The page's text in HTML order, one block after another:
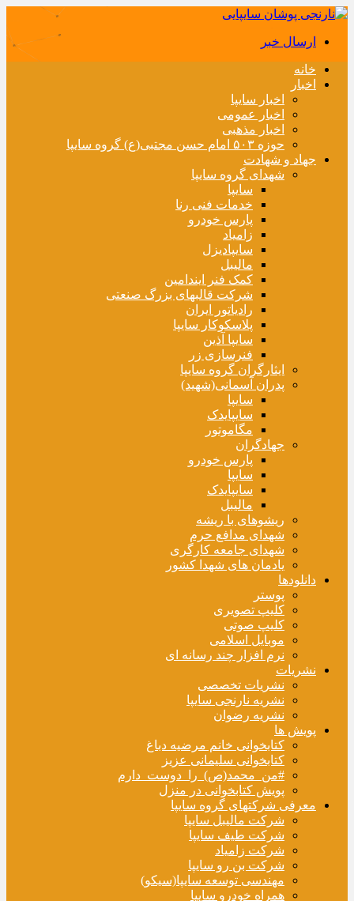
ارسال خبر
خانه
اخبار
اخبار سایپا
اخبار عمومی
اخبار مذهبی
حوزه ۵۰۳ امام حسن مجتبی(ع) گروه سایپا
جهاد و شهادت
شهدای گروه سایپا
سایپا
خدمات فنی رنا
پارس خودرو
زامیاد
سایپادیزل
مالیبل
کمک فنر ایندامین
شرکت قالبهای بزرگ صنعتی
رادیاتور ایران
پلاسکوکار سایپا
سایپا آذین
فنرسازی زر
ایثارگران گروه سایپا
پدران آسمانی(شهید)
سایپا
سایپایدک
مگاموتور
جهادگران
پارس خودرو
سایپا
سایپایدک
مالیبل
ریشوهای با ریشه
شهدای مدافع حرم
شهدای جامعه کارگری
یادمان های شهدا کشور
دانلودها
پوستر
کلیپ تصویری
کلیپ صوتی
موبایل اسلامی
نرم افزار چند رسانه ای
نشریات
نشریات تخصصی
نشریه نارنجی سایپا
نشریه رضوان
پویش ها
کتابخوانی خانم مرضیه دباغ
کتابخوانی سلیمانی عزیز
#من_محمد(ص)_را_دوست_دارم
پویش کتابخوانی در منزل
معرفی شرکتهای گروه سایپا
شرکت مالیبل سایپا
شرکت طیف سایپا
شرکت زامیاد
شرکت بن رو سایپا
مهندسی توسعه سایپا(سیکو)
همراه خودرو سایپا